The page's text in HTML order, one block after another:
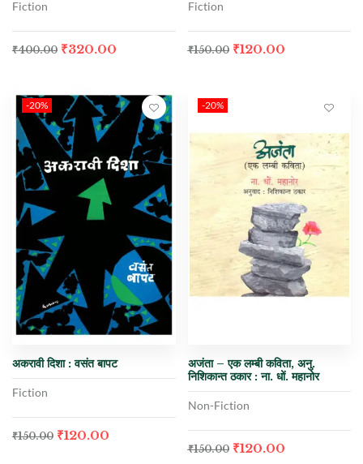
Fiction
₹400.00 ₹320.00
Fiction
₹150.00 ₹120.00
-20%
अकरावी दिशा : वसंत बापट
Fiction
₹150.00 ₹120.00
-20%
अजंता – एक लम्बी कविता, अनु.
निशिकान्त ठकार : ना. धों. महानोर
Non-Fiction
₹150.00 ₹120.00